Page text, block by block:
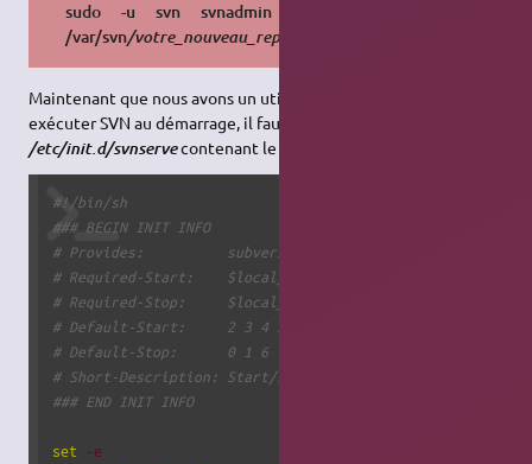
sudo -u svn svnadmin create
/var/svn/votre_nouveau_repository
Maintenant que nous avons un utilisateur spécifique, pour
exécuter SVN au démarrage, il faut créer un script exécutable
/etc/init.d/svnservecontenant le code :
#!/bin/sh
### BEGIN INIT INFO
# Provides:          subversion
# Required-Start:    $local_fs $remote_fs $network
# Required-Stop:     $local_fs $remote_fs $network
# Default-Start:     2 3 4 5
# Default-Stop:      0 1 6
# Short-Description: Start/stop subversion daemon
### END INIT INFO
set -e